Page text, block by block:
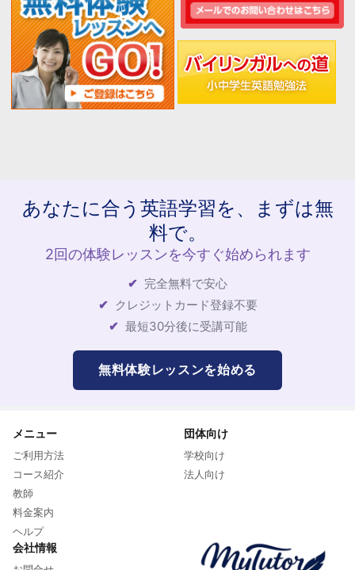
あなたに合う英語学習を、まずは無
料で。
2回の体験レッスンを今すぐ始められます
完全無料で安心
クレジットカード登録不要
最短30分後に受講可能
無料体験レッスンを始める
メニュー
ご利用方法
コース紹介
教師
料金案内
ヘルプ
団体向け
学校向け
法人向け
会社情報